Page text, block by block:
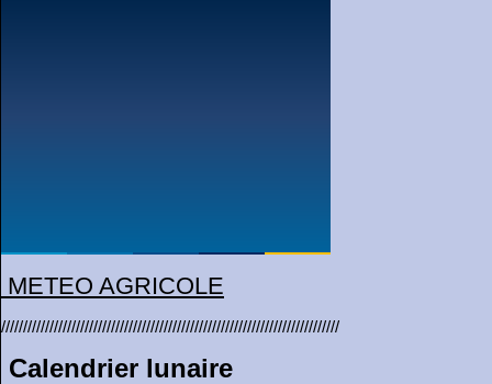
METEO AGRICOLE
Calendrier lunaire